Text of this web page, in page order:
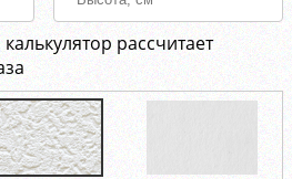
рассчитает